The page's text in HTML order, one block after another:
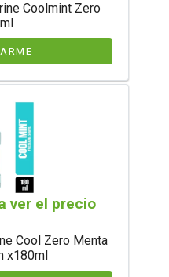
Coolmint Zero
ver el precio
Cool Zero Menta
x180ml